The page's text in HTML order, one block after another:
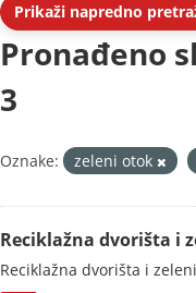
Prikaži napredno
Pronađeno
3
Oznake: zeleni otok
Reciklažna dvorišta i
Reciklažna dvorišta i